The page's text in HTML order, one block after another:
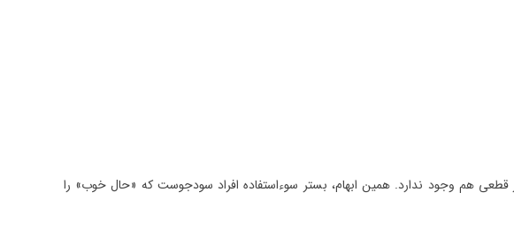
هم وجود ندارد. همین ابهام، بستر سوءاستفاده افراد سودجوست که «حال خوب» را